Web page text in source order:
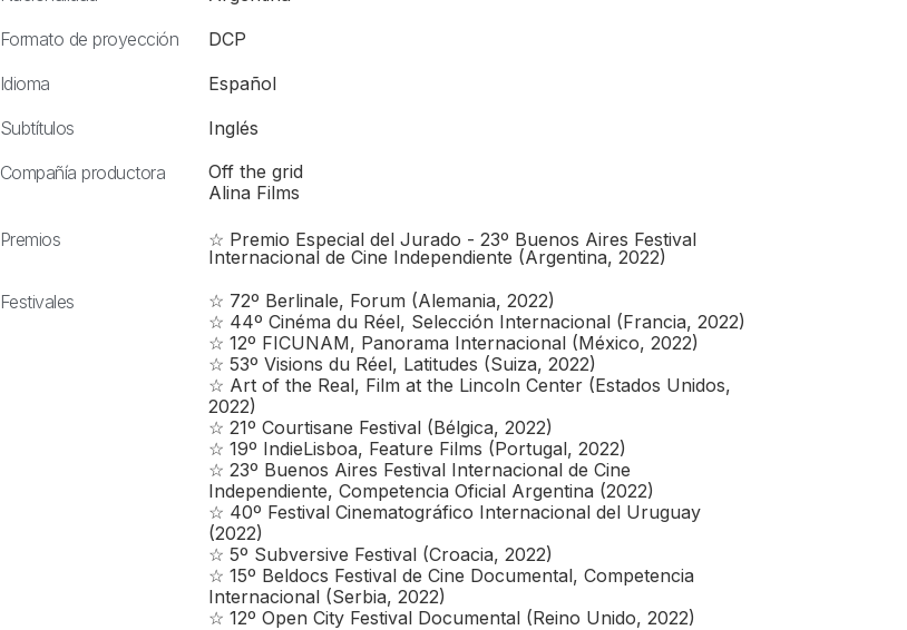
Formato de proyección
DCP
Idioma
Español
Subtítulos
Inglés
Compañía productora
Off the grid
Alina Films
Premios
☆ Premio Especial del Jurado - 23º Buenos Aires Festival
Internacional de Cine Independiente (Argentina, 2022)
Festivales
☆ 72º Berlinale, Forum (Alemania, 2022)
☆ 44º Cinéma du Réel, Selección Internacional (Francia, 2022)
☆ 12º FICUNAM, Panorama Internacional (México, 2022)
☆ 53º Visions du Réel, Latitudes (Suiza, 2022)
☆ Art of the Real, Film at the Lincoln Center (Estados Unidos,
2022)
☆ 21º Courtisane Festival (Bélgica, 2022)
☆ 19º IndieLisboa, Feature Films (Portugal, 2022)
☆ 23º Buenos Aires Festival Internacional de Cine
Independiente, Competencia Oficial Argentina (2022)
☆ 40º Festival Cinematográfico Internacional del Uruguay
(2022)
☆ 5º Subversive Festival (Croacia, 2022)
☆ 15º Beldocs Festival de Cine Documental, Competencia
Internacional (Serbia, 2022)
☆ 12º Open City Festival Documental (Reino Unido, 2022)